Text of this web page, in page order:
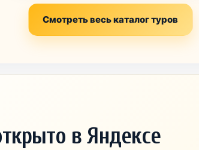
Смотреть весь каталог туров
в Яндексе